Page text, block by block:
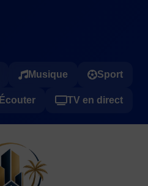
Musique Sport
Écouter TV en direct